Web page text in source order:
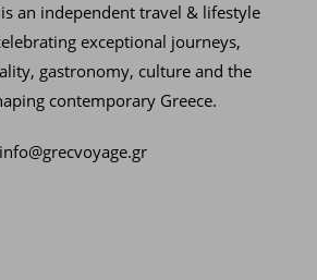
is an independent travel & lifestyle
exceptional journeys,
gastronomy, culture and the
contemporary Greece.
info@grecvoyage.gr